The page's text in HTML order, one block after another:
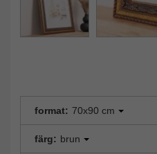
format: 70x90 cm
färg: brun